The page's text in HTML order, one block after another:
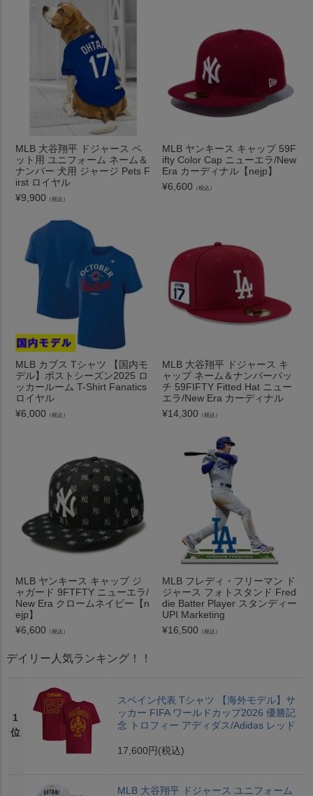
MLB 大谷翔平 ドジャース ペ
ット用 ユニフォーム ネーム＆
ナンバー 犬用 ジャージ Pets F
irst ロイヤル
¥9,900 （税込）
MLB ヤンキース キャップ 59F
ifty Color Cap ニューエラ/New
Era カーディナル【nejp】
¥6,600 （税込）
MLB カブス Tシャツ 【国内モ
デル】ポストシーズン2025 ロ
ッカールーム T-Shirt Fanatics
ロイヤル
¥6,000 （税込）
MLB 大谷翔平 ドジャース キ
ャップ ネーム＆ナンバーパッ
チ 59FIFTY Fitted Hat ニュー
エラ/New Era カーディナル
¥14,300 （税込）
MLB ヤンキース キャップ ジ
ャガード 9FTFTY ニューエラ/
New Era クロームネイビー【n
ejp】
¥6,600 （税込）
MLB フレディ・フリーマン ド
ジャース フォトスタンド Fred
die Batter Player スタンディー
UPI Marketing
¥16,500 （税込）
デイリー人気ランキング！！
1
位
スペイン代表 Tシャツ 【海外モデル】サ
ッカー FIFA ワールドカップ2026 優勝記
念 トロフィー アディダス/Adidas レッド
17,600円 (税込)
MLB 大谷翔平 ドジャース ユニフォーム